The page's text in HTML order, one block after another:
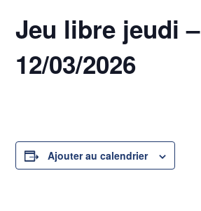
Jeu libre jeudi –
12/03/2026
Ajouter au calendrier